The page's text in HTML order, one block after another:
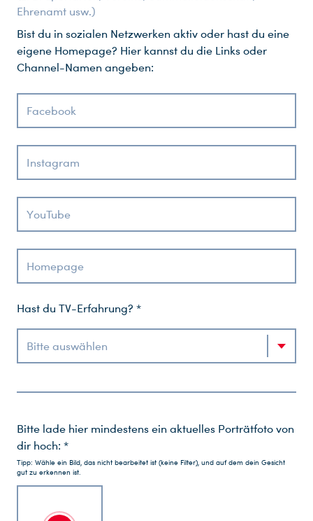
Ehrenamt usw.)
Bist du in sozialen Netzwerken aktiv oder hast du eine
eigene Homepage? Hier kannst du die Links oder
Channel-Namen angeben:
Facebook
Instagram
YouTube
Homepage
Hast du TV-Erfahrung? *
Bitte auswählen
Bitte lade hier mindestens ein aktuelles Porträtfoto von
dir hoch: *
Tipp: Wähle ein Bild, das nicht bearbeitet ist (keine Filter), und auf dem dein Gesicht
gut zu erkennen ist.